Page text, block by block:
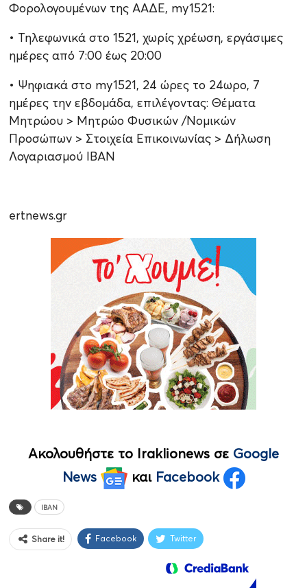
Φορολογουμένων της ΑΑΔΕ, my1521:
• Τηλεφωνικά στο 1521, χωρίς χρέωση, εργάσιμες
ημέρες από 7:00 έως 20:00
• Ψηφιακά στο my1521, 24 ώρες το 24ωρο, 7
ημέρες την εβδομάδα, επιλέγοντας: Θέματα
Μητρώου > Μητρώο Φυσικών /Νομικών
Προσώπων > Στοιχεία Επικοινωνίας > Δήλωση
Λογαριασμού IBAN
ertnews.gr
Ακολουθήστε το Iraklionews σε Google
News
και Facebook
ΙΒΑΝ
Share it! Facebook Twitter